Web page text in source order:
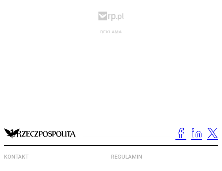
KONTAKT REGULAMIN